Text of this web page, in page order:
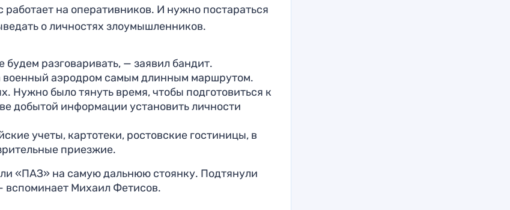
на оперативников. И нужно постараться
о личностях злоумышленников.
разговаривать, — заявил бандит.
военный аэродром самым длинным маршрутом.
Нужно было тянуть время, чтобы подготовиться к
добытой информации установить личности
учеты, картотеки, ростовские гостиницы, в
приезжие.
«ПАЗ» на самую дальнюю стоянку. Подтянули
Михаил Фетисов.